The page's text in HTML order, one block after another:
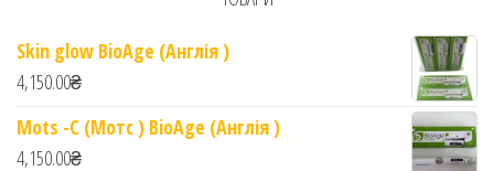
Skin glow BioAge (Англія )
4,150.00₴
Mots -C (Мотс ) BioAge (Англія )
4,150.00₴